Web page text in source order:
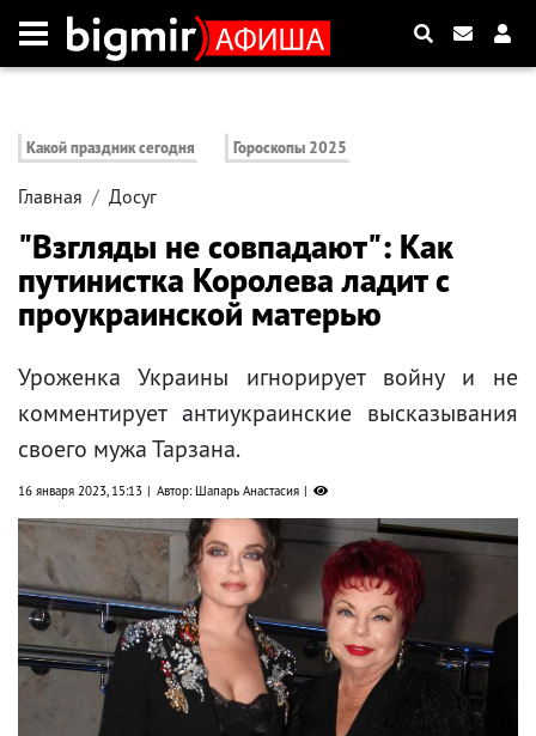
Какой праздник сегодня Гороскопы 2025
Главная Досуг
"Взгляды не совпадают": Как
путинистка Королева ладит с
проукраинской матерью
Уроженка Украины игнорирует войну и не
комментирует антиукраинские высказывания
своего мужа Тарзана.
16 января 2023, 15:13 Автор: Шапарь Анастасия